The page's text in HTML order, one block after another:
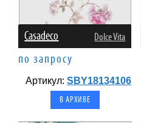
Casadeco Dolce Vita
по запросу
Артикул:SBY18134106
В АРХИВЕ